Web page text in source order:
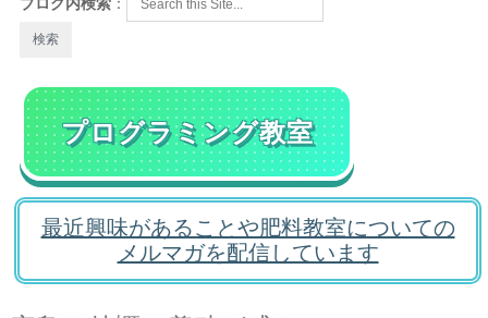
プログラミング教室
最近興味があることや肥料教室についての
メルマガを配信しています